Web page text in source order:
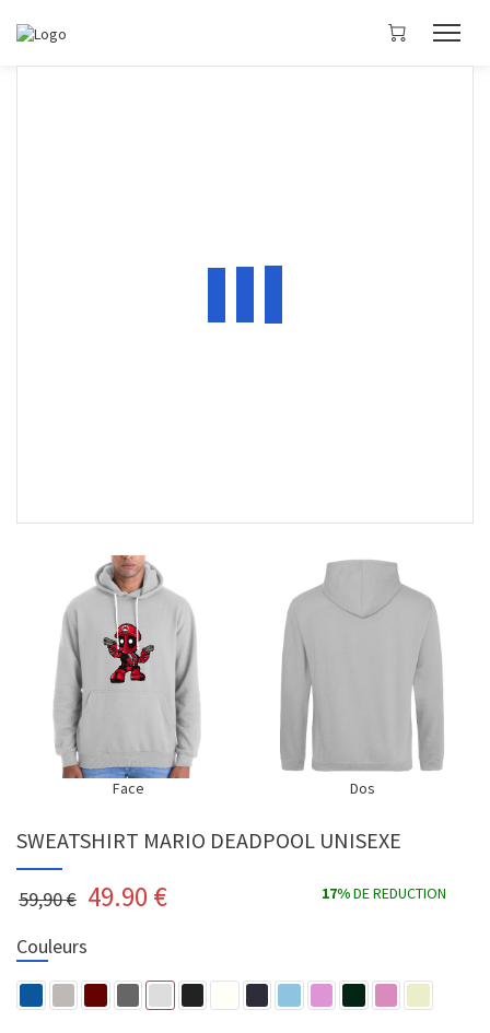
Face Dos
SWEATSHIRT MARIO DEADPOOL UNISEXE
59,90 € 49.90 € 17%DE REDUCTION
Couleurs